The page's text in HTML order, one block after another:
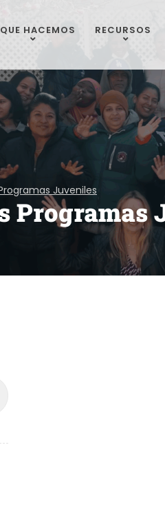
Juveniles
Programas
HACEMOS RECURSOS